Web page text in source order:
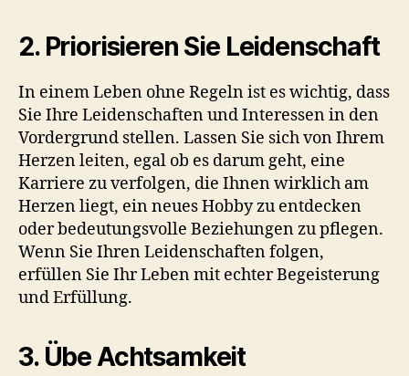
2. Priorisieren Sie Leidenschaft
In einem Leben ohne Regeln ist es wichtig, dass
Sie Ihre Leidenschaften und Interessen in den
Vordergrund stellen. Lassen Sie sich von Ihrem
Herzen leiten, egal ob es darum geht, eine
Karriere zu verfolgen, die Ihnen wirklich am
Herzen liegt, ein neues Hobby zu entdecken
oder bedeutungsvolle Beziehungen zu pflegen.
Wenn Sie Ihren Leidenschaften folgen,
erfüllen Sie Ihr Leben mit echter Begeisterung
und Erfüllung.
3. Übe Achtsamkeit